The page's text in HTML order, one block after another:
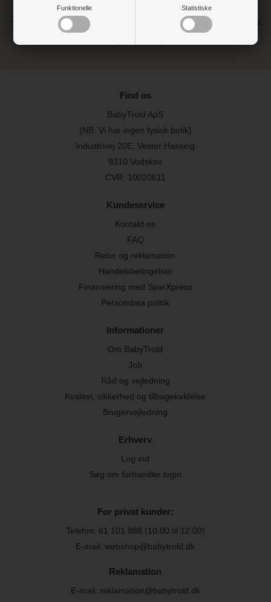
Funktionelle Statistiske
* Ved at tilmelde dig accepterer du vores persondatapolitik vedr. nyhedsbrev
** Du kan altid afmelde dig vores nyhedsbrev, hvis du ikke ønsker at
Find os
BabyTrold ApS
(NB. Vi har ingen fysisk butik)
Industrivej 20E, Vester Hassing
9310 Vodskov
CVR: 10020611
Kundeservice
Kontakt os
FAQ
Retur og reklamation
Handelsbetingelser
Finansiering med SparXpress
Persondata politik
Informationer
Om BabyTrold
Job
Råd og vejledning
Kvalitet, sikkerhed og tilbagekaldelse
Brugervejledning
Erhverv
Log ind
Søg om forhandler login
For privat kunder:
Telefon: 61 101 888 (10:00 til 12:00)
E-mail: webshop@babytrold.dk
Reklamation
E-mail: reklamation@babytrold.dk